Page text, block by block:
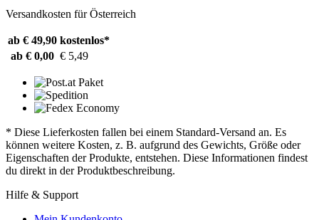
Versandkosten für Österreich
ab € 49,90 kostenlos*
ab € 0,00 € 5,49
* Diese Lieferkosten fallen bei einem Standard-Versand an. Es
können weitere Kosten, z. B. aufgrund des Gewichts, Größe oder
Eigenschaften der Produkte, entstehen. Diese Informationen findest
du direkt in der Produktbeschreibung.
Hilfe & Support